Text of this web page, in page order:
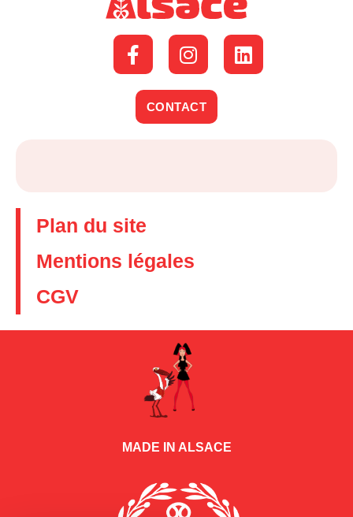
CONTACT
Plan du site
Mentions légales
CGV
MADE IN ALSACE